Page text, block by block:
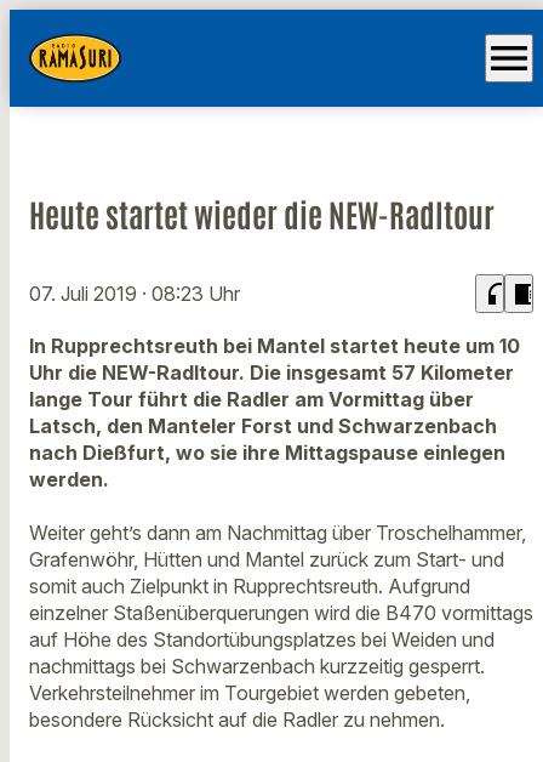
menu
Heute startet wieder die NEW-Radltour
07. Juli 2019 · 08:23 Uhr headphones chrome_reader_mode
In Rupprechtsreuth bei Mantel startet heute um 10
Uhr die NEW-Radltour. Die insgesamt 57 Kilometer
lange Tour führt die Radler am Vormittag über
Latsch, den Manteler Forst und Schwarzenbach
nach Dießfurt, wo sie ihre Mittagspause einlegen
werden.
Weiter geht’s dann am Nachmittag über Troschelhammer,
Grafenwöhr, Hütten und Mantel zurück zum Start- und
somit auch Zielpunkt in Rupprechtsreuth. Aufgrund
einzelner Staßenüberquerungen wird die B470 vormittags
auf Höhe des Standortübungsplatzes bei Weiden und
nachmittags bei Schwarzenbach kurzzeitig gesperrt.
Verkehrsteilnehmer im Tourgebiet werden gebeten,
besondere Rücksicht auf die Radler zu nehmen.